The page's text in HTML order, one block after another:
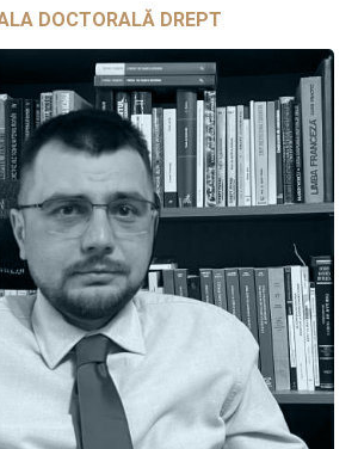
DOCTORALĂ DREPT